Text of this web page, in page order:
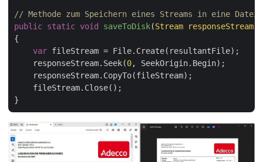
// Methode zum Speichern eines Streams in eine
public static void saveToDisk(Stream
{
var fileStream = File.Create(resultantFile);
    responseStream.Seek(
0, SeekOrigin.Begin);
    responseStream.CopyTo(fileStream);
    fileStream.Close();